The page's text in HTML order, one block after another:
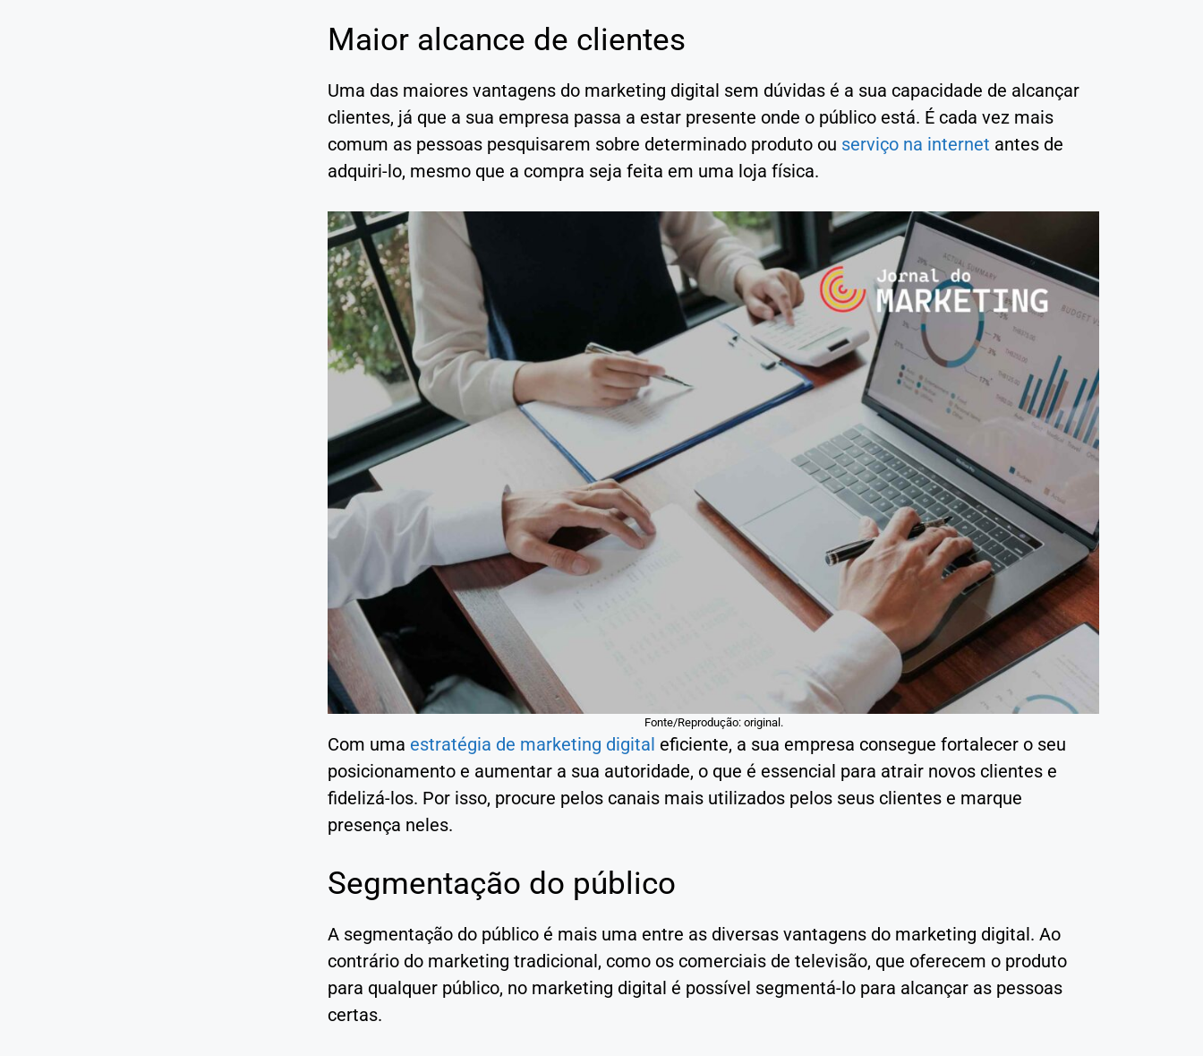
Maior alcance de clientes
Uma das maiores vantagens do marketing digital sem dúvidas é a sua capacidade de alcançar
clientes, já que a sua empresa passa a estar presente onde o público está. É cada vez mais
comum as pessoas pesquisarem sobre determinado produto ou serviço na internet antes de
adquiri-lo, mesmo que a compra seja feita em uma loja física.
Fonte/Reprodução: original.
Com uma estratégia de marketing digital eficiente, a sua empresa consegue fortalecer o seu
posicionamento e aumentar a sua autoridade, o que é essencial para atrair novos clientes e
fidelizá-los. Por isso, procure pelos canais mais utilizados pelos seus clientes e marque
presença neles.
Segmentação do público
A segmentação do público é mais uma entre as diversas vantagens do marketing digital. Ao
contrário do marketing tradicional, como os comerciais de televisão, que oferecem o produto
para qualquer público, no marketing digital é possível segmentá-lo para alcançar as pessoas
certas.